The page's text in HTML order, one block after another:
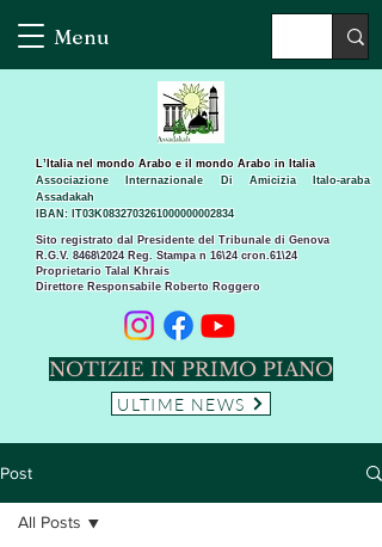
Menu
Sito registrato dal Presidente del Tribunale di Genova
R.G.V. 8468\2024 Reg. Stampa n 16\24 cron.61\24 ​
Proprietario Talal Khrais
Direttore Responsabile Roberto Roggero
L’Italia nel mondo Arabo e il mondo Arabo in Italia
Associazione Internazionale Di Amicizia Italo-araba
Assadakah
IBAN: IT03K0832703261000000002834
NOTIZIE IN PRIMO PIANO
ULTIME NEWS
Post
All Posts